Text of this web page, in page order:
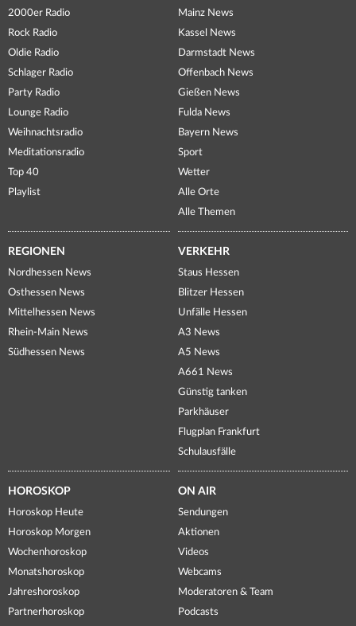
2000er Radio
Rock Radio
Oldie Radio
Schlager Radio
Party Radio
Lounge Radio
Weihnachtsradio
Meditationsradio
Top 40
Playlist
Mainz News
Kassel News
Darmstadt News
Offenbach News
Gießen News
Fulda News
Bayern News
Sport
Wetter
Alle Orte
Alle Themen
REGIONEN
Nordhessen News
Osthessen News
Mittelhessen News
Rhein-Main News
Südhessen News
VERKEHR
Staus Hessen
Blitzer Hessen
Unfälle Hessen
A3 News
A5 News
A661 News
Günstig tanken
Parkhäuser
Flugplan Frankfurt
Schulausfälle
HOROSKOP
Horoskop Heute
Horoskop Morgen
Wochenhoroskop
Monatshoroskop
Jahreshoroskop
Partnerhoroskop
ON AIR
Sendungen
Aktionen
Videos
Webcams
Moderatoren & Team
Podcasts